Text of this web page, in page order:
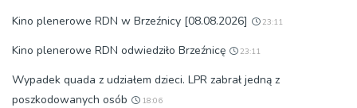
Kino plenerowe RDN w Brzeźnicy [08.08.2026] 23:11
Kino plenerowe RDN odwiedziło Brzeźnicę 23:11
Wypadek quada z udziałem dzieci. LPR zabrał jedną z
poszkodowanych osób
18:06